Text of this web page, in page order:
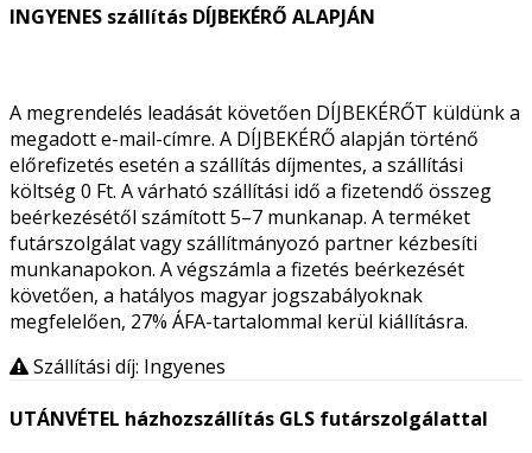
INGYENES szállítás DÍJBEKÉRŐ ALAPJÁN
A megrendelés leadását követően DÍJBEKÉRŐT küldünk a
megadott e-mail-címre. A DÍJBEKÉRŐ alapján történő
előrefizetés esetén a szállítás díjmentes, a szállítási
költség 0 Ft. A várható szállítási idő a fizetendő összeg
beérkezésétől számított 5–7 munkanap. A terméket
futárszolgálat vagy szállítmányozó partner kézbesíti
munkanapokon. A végszámla a fizetés beérkezését
követően, a hatályos magyar jogszabályoknak
megfelelően, 27% ÁFA-tartalommal kerül kiállításra.
Szállítási díj: Ingyenes
UTÁNVÉTEL házhozszállítás GLS futárszolgálattal